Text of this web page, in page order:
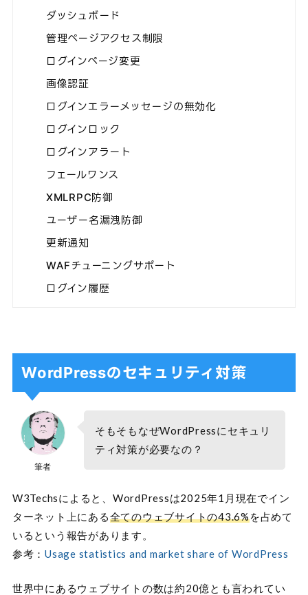
ダッシュボード
管理ページアクセス制限
ログインページ変更
画像認証
ログインエラーメッセージの無効化
ログインロック
ログインアラート
フェールワンス
XMLRPC防御
ユーザー名漏洩防御
更新通知
WAFチューニングサポート
ログイン履歴
WordPressのセキュリティ対策
筆者
そもそもなぜWordPressにセキュリ
ティ対策が必要なの？
W3Techsによると、WordPressは2025年1月現在でイン
ターネット上にある全てのウェブサイトの43.6%を占めて
いるという報告があります。
参考：Usage statistics and market share of WordPress
世界中にあるウェブサイトの数は約20億とも言われてい